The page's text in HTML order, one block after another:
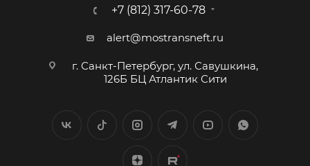
+7 (812) 317-60-78
alert@mostransneft.ru
г. Санкт-Петербург, ул. Савушкина,
126Б БЦ Атлантик Сити